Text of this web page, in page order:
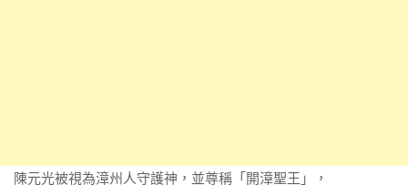
陳元光被視為漳州人守護神，並尊稱「開漳聖王」，